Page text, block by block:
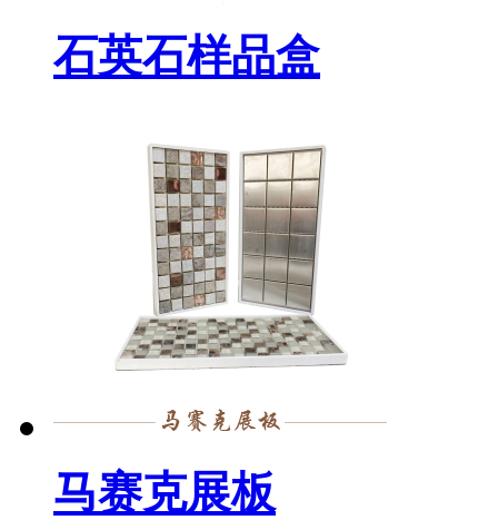
石英石样品盒
马赛克展板